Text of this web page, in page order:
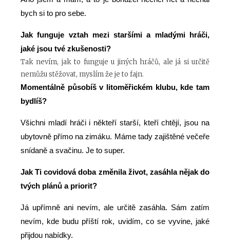
bych si to pro sebe.
Jak funguje vztah mezi staršími a mladými hráči,
jaké jsou tvé zkušenosti?
Tak nevím, jak to funguje u jiných hráčů, ale já si určitě
nemůžu stěžovat, myslím že je to fajn.
Momentálně působíš v litoměřickém klubu, kde tam
bydlíš?
Všichni mladí hráči i někteří starší, kteří chtějí, jsou na
ubytovně přímo na zimáku. Máme tady zajištěné večeře
snídaně a svačinu. Je to super.
Jak Ti covidová doba změnila život, zasáhla nějak do
tvých plánů a priorit?
Já upřímně ani nevím, ale určitě zasáhla. Sám zatím
nevím, kde budu příští rok, uvidím, co se vyvine, jaké
přijdou nabídky.